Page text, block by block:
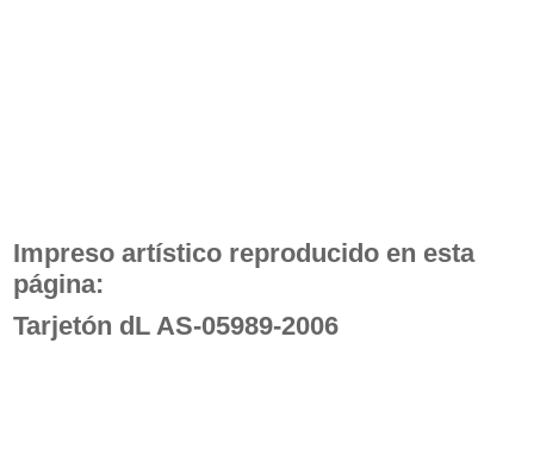
Impreso artístico reproducido en esta
página:
Tarjetón dL AS-05989-2006